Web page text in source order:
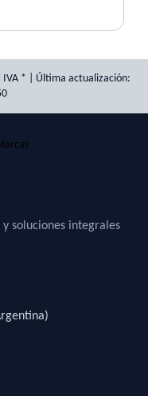
IVA * | Última actualización:
soluciones integrales